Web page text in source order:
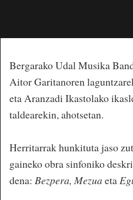
Bergarako Udal Musika
Aitor Garitanoren
eta Aranzadi Ikastolako
taldearekin, ahotsetan.
Herritarrak hunkituta jaso
gaineko obra sinfoniko
dena: Bezpera, Mezua eta